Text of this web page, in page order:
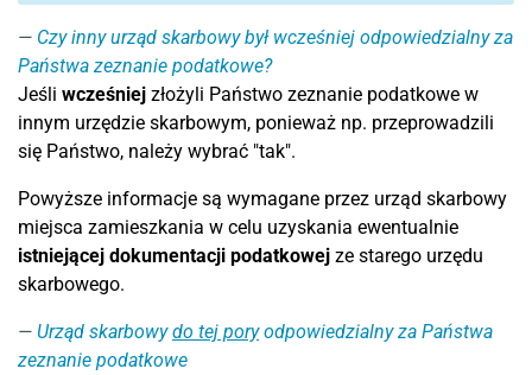
Czy inny urząd skarbowy był wcześniej odpowiedzialny za
Państwa zeznanie podatkowe?
Jeśli wcześniej złożyli Państwo zeznanie podatkowe w
innym urzędzie skarbowym, ponieważ np. przeprowadzili
się Państwo, należy wybrać "tak".
Powyższe informacje są wymagane przez urząd skarbowy
miejsca zamieszkania w celu uzyskania ewentualnie
istniejącej dokumentacji podatkowej ze starego urzędu
skarbowego.
Urząd skarbowydo tej poryodpowiedzialny za Państwa
zeznanie podatkowe